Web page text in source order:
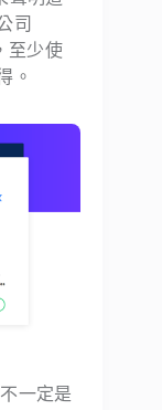
司
至少使
。
一定是